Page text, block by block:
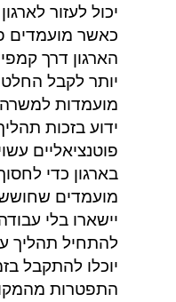
יכול לעזור
כאשר מועמדים
הארגון דרך
יותר לקבל
מועמדות למשרה
ידוע בזכות
פוטנציאליים
בארגון כדי
מועמדים
יישארו בלי
להתחיל תהליך
יוכלו להתקבל
התפטרות